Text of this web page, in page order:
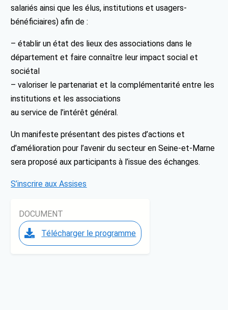
salariés ainsi que les élus, institutions et usagers-
bénéficiaires) afin de :
– établir un état des lieux des associations dans le
département et faire connaître leur impact social et
sociétal
– valoriser le partenariat et la complémentarité entre les
institutions et les associations
au service de l’intérêt général.
Un manifeste présentant des pistes d’actions et
d’amélioration pour l’avenir du secteur en Seine-et-Marne
sera proposé aux participants à l’issue des échanges.
S’inscrire aux Assises
DOCUMENT
Télécharger le programme